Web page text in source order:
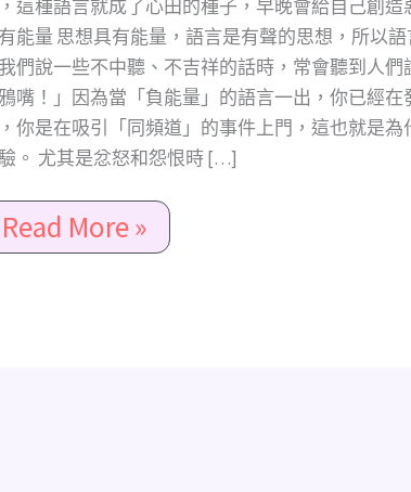
這種語言就成了心田的種子，早晚會給自己創造
能量 思想具有能量，語言是有聲的思想，所以語
們說一些不中聽、不吉祥的話時，常會聽到人們
嘴！」因為當「負能量」的語言一出，你已經在
你是在吸引「同頻道」的事件上門，這也就是為
。 尤其是忿怒和怨恨時 […]
改
變
了）
Read More »